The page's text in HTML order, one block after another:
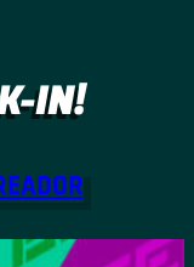
IN!